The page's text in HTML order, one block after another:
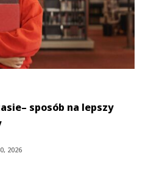
sposób na lepszy
2026